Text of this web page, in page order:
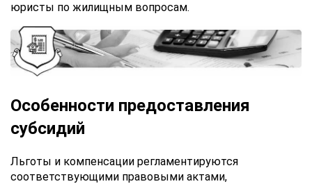
юристы по жилищным вопросам.
Особенности предоставления
субсидий
Льготы и компенсации регламентируются
соответствующими правовыми актами,